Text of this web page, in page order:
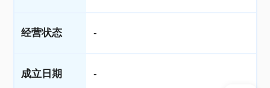
经营状态 -
成立日期 -